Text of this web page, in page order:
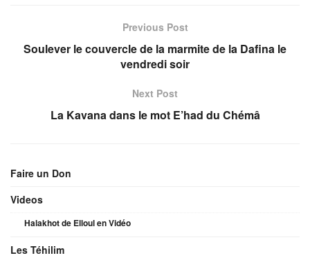
Previous Post
Soulever le couvercle de la marmite de la Dafina le
vendredi soir
Next Post
La Kavana dans le mot E’had du Chémâ
Faire un Don
Videos
Halakhot de Elloul en Vidéo
Les Téhilim